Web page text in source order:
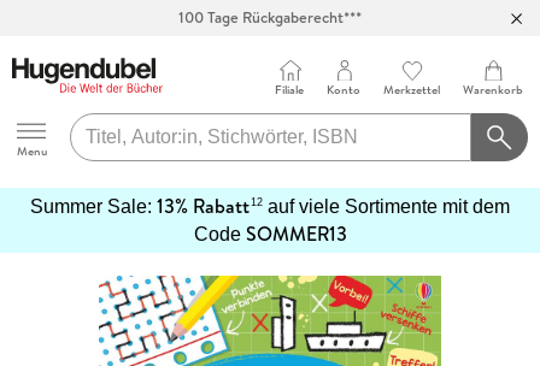
100 Tage Rückgaberecht***
Hugendubel
Menu
Filiale Konto Merkzettel Warenkorb
Summer Sale: 13% Rabatt12 auf viele Sortimente mit dem
Code SOMMER13
erfahren